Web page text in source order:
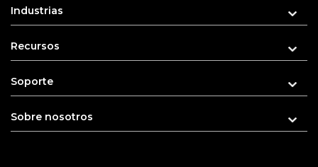
Industrias
Recursos
Soporte
Sobre nosotros